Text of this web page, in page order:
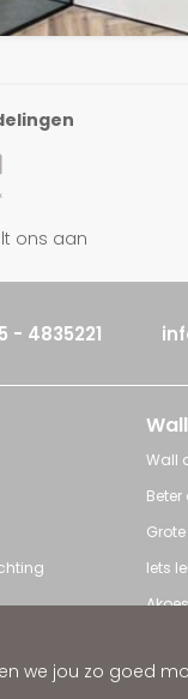
we jou zo goed
ons aan
- 4835221
Wall
Iets